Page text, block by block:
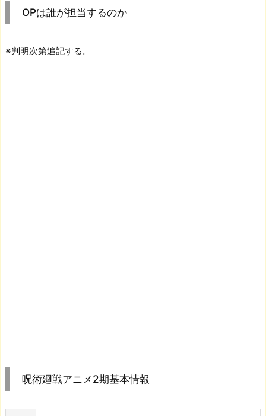
OPは誰が担当するのか
※判明次第追記する。
呪術廻戦アニメ2期基本情報